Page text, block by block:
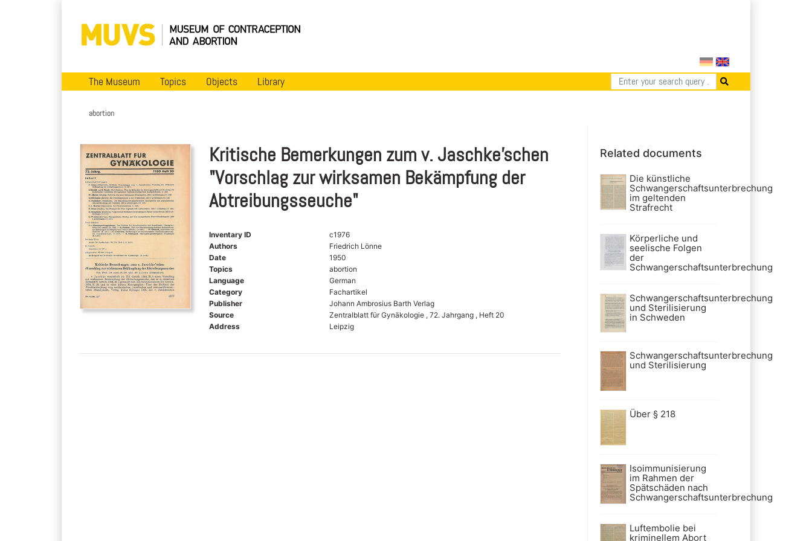
The Museum Topics Objects Library
abortion
Kritische Bemerkungen zum v. Jaschke'schen
"Vorschlag zur wirksamen Bekämpfung der
Abtreibungsseuche"
Inventary ID
c1976
Authors
Friedrich Lönne
Date
1950
Topics
abortion
Language
German
Category
Fachartikel
Publisher
Johann Ambrosius Barth Verlag
Source
Zentralblatt für Gynäkologie , 72. Jahrgang , Heft 20
Address
Leipzig
Related documents
Die künstliche
Schwangerschaftsunterbrechung
im geltenden
Strafrecht
Körperliche und
seelische Folgen
der
Schwangerschaftsunterbrechung
Schwangerschaftsunterbrechung
und Sterilisierung
in Schweden
Schwangerschaftsunterbrechung
und Sterilisierung
Über § 218
Isoimmunisierung
im Rahmen der
Spätschäden nach
Schwangerschaftsunterbrechung
Luftembolie bei
kriminellem Abort